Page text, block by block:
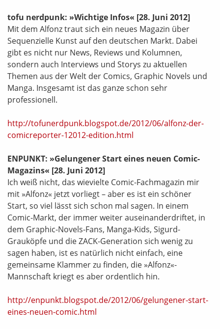
tofu nerdpunk: »Wichtige Infos« [28. Juni 2012]
Mit dem Alfonz traut sich ein neues Magazin über
Sequenzielle Kunst auf den deutschen Markt. Dabei
gibt es nicht nur News, Reviews und Kolumnen,
sondern auch Interviews und Storys zu aktuellen
Themen aus der Welt der Comics, Graphic Novels und
Manga. Insgesamt ist das ganze schon sehr
professionell.
http://tofunerdpunk.blogspot.de/2012/06/alfonz-der-
comicreporter-12012-edition.html
ENPUNKT: »Gelungener Start eines neuen Comic-
Magazins« [28. Juni 2012]
Ich weiß nicht, das wievielte Comic-Fachmagazin mir
mit »Alfonz« jetzt vorliegt – aber es ist ein schöner
Start, so viel lässt sich schon mal sagen. In einem
Comic-Markt, der immer weiter auseinanderdriftet, in
dem Graphic-Novels-Fans, Manga-Kids, Sigurd-
Grauköpfe und die ZACK-Generation sich wenig zu
sagen haben, ist es natürlich nicht einfach, eine
gemeinsame Klammer zu finden, die »Alfonz«-
Mannschaft kriegt es aber ordentlich hin.
http://enpunkt.blogspot.de/2012/06/gelungener-start-
eines-neuen-comic.html